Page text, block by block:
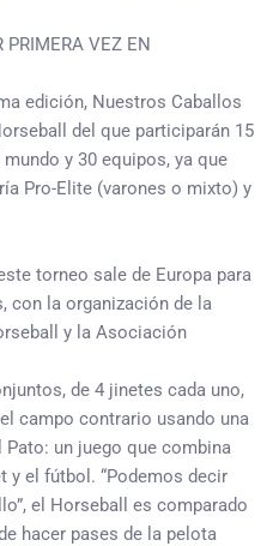
PRIMERA VEZ EN
edición, Nuestros Caballos
del que participarán 15
y 30 equipos, ya que
Pro-Elite (varones o mixto) y
torneo sale de Europa para
con la organización de la
y la Asociación
de 4 jinetes cada uno,
campo contrario usando una
un juego que combina
y el fútbol. “Podemos decir
el Horseball es comparado
hacer pases de la pelota